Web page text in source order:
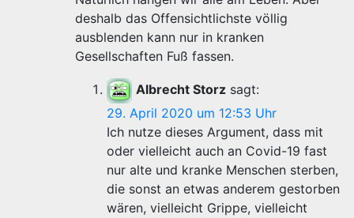
deshalb das Offensichtlichste völlig
ausblenden kann nur in kranken
Gesellschaften Fuß fassen.
Albrecht Storz sagt:
29. April 2020 um 12:53 Uhr
Ich nutze dieses Argument, dass mit
oder vielleicht auch an Covid-19 fast
nur alte und kranke Menschen sterben,
die sonst an etwas anderem gestorben
wären, vielleicht Grippe, vielleicht